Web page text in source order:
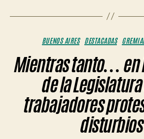
Categorías
BUENOS AIRES DESTACADAS
Mientras tanto… en
de la
trabajadores
disturbios